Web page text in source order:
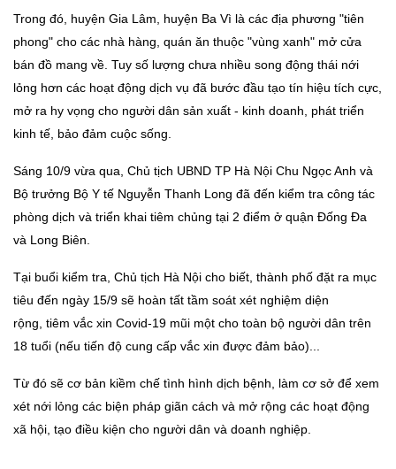
Trong đó, huyện Gia Lâm, huyện Ba Vì là các địa phương "tiên
phong" cho các nhà hàng, quán ăn thuộc "vùng xanh" mở cửa
bán đồ mang về. Tuy số lượng chưa nhiều song động thái nới
lỏng hơn các hoạt động dịch vụ đã bước đầu tạo tín hiệu tích cực,
mở ra hy vọng cho người dân sản xuất - kinh doanh, phát triển
kinh tế, bảo đảm cuộc sống.
Sáng 10/9 vừa qua, Chủ tịch UBND TP Hà Nội Chu Ngọc Anh và
Bộ trưởng Bộ Y tế Nguyễn Thanh Long đã đến kiểm tra công tác
phòng dịch và triển khai tiêm chủng tại 2 điểm ở quận Đống Đa
và Long Biên.
Tại buổi kiểm tra, Chủ tịch Hà Nội cho biết, thành phố đặt ra mục
tiêu đến ngày 15/9 sẽ hoàn tất tầm soát xét nghiệm diện
rộng, tiêm vắc xin Covid-19 mũi một cho toàn bộ người dân trên
18 tuổi (nếu tiến độ cung cấp vắc xin được đảm bảo)...
Từ đó sẽ cơ bản kiềm chế tình hình dịch bệnh, làm cơ sở để xem
xét nới lỏng các biện pháp giãn cách và mở rộng các hoạt động
xã hội, tạo điều kiện cho người dân và doanh nghiệp.